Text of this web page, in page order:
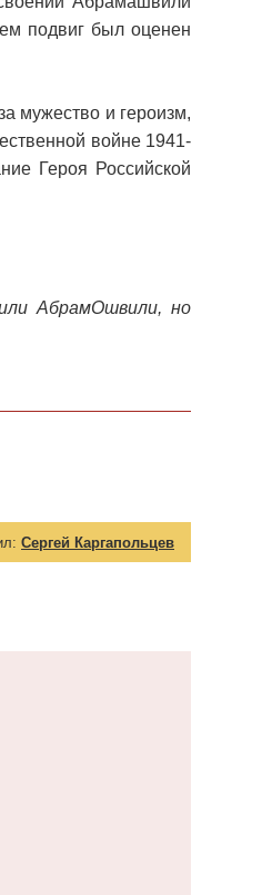
подвиг был оценен
мужество и героизм,
войне 1941-
Героя Российской
АбрамОшвили, но
Сергей Каргапольцев